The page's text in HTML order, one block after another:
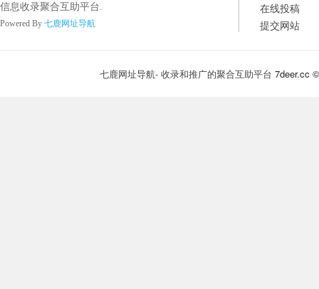
信息收录聚合互助平台.
Powered By 七鹿网址导航
在线投稿
提交网站
七鹿网址导航- 收录和推广的聚合互助平台 7deer.cc